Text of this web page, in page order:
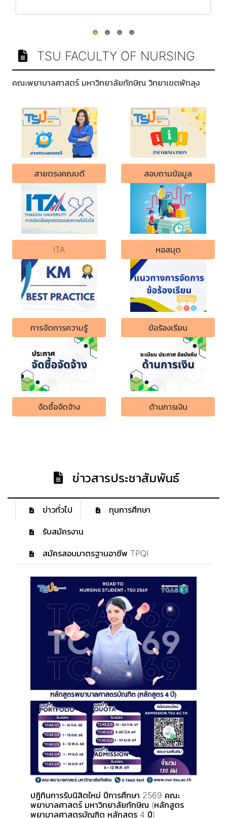
TSU FACULTY OF NURSING
คณะพยาบาลศาสตร์ มหาวิทยาลัยทักษิณ วิทยาเขตพัทลุง
สายตรงคณบดี สอบถามข้อมูล
ITA หอสมุด
การจัดการความรู้ ข้อร้องเรียน
จัดซื้อจัดจ้าง ด้านการเงิน
ข่าวสารประชาสัมพันธ์
ข่าวทั่วไป ทุนการศึกษา
รับสมัครงาน
สมัครสอบมาตรฐานอาชีพ TPQI
ปฏิทินการรับนิสิตใหม่ ปีการศึกษา 2569 คณะ
พยาบาลศาสตร์ มหาวิทยาลัยทักษิณ (หลักสูตร
พยาบาลศาสตรบัณฑิต หลักสูตร 4 ปี)